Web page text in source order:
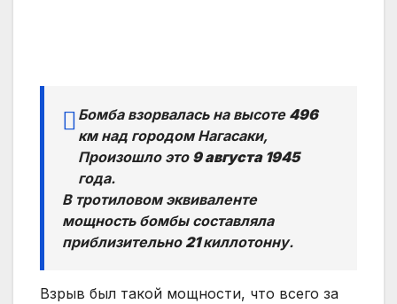
Бомба взорвалась на высоте 496
км над городом Нагасаки,
Произошло это 9 августа 1945
года.
В тротиловом эквиваленте
мощность бомбы составляла
приблизительно21киллотонну.
Взрыв был такой мощности, что всего за